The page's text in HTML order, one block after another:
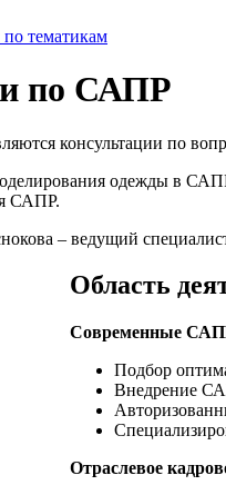
тематикам
по САПР
консультации по
одежды в
САПР.
– ведущий
Область
Современные
Подбор
Внедрение
Отраслевое